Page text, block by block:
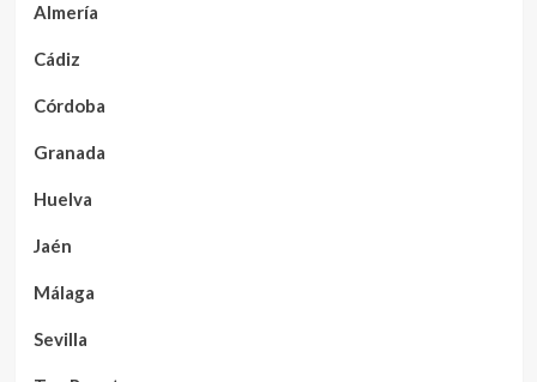
Almería
Cádiz
Córdoba
Granada
Huelva
Jaén
Málaga
Sevilla